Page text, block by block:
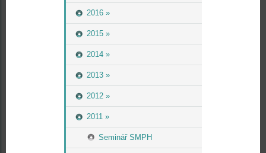
2016 »
2015 »
2014 »
2013 »
2012 »
2011 »
Seminář SMPH